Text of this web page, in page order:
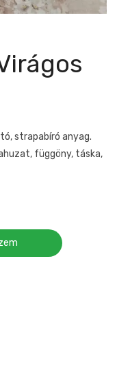
strapabíró anyag.
függöny, táska,